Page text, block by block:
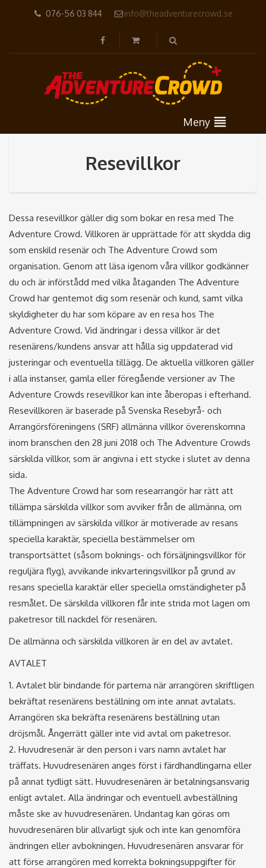
076-56 03 844 info@theadventurecrowd.se
Meny
Resevillkor
Dessa resevillkor gäller dig som bokar en resa med The
Adventure Crowd. Villkoren är upprättade för att skydda dig
som enskild resenär och The Adventure Crowd som
organisation. Genom att läsa igenom våra villkor godkänner
du och är införstådd med vilka åtaganden The Adventure
Crowd har gentemot dig som resenär och kund, samt vilka
skyldigheter du har som köpare av en resa hos The
Adventure Crowd. Vid ändringar i dessa villkor är det
resenärens/kundens ansvar att hålla sig uppdaterad vid
justeringar och eventuella tillägg. De aktuella villkoren gäller
i alla instanser, gamla eller föregående versioner av The
Adventure Crowds resevillkor kan inte åberopas i efterhand.
Resevillkoren är baserade på Svenska Resebyrå- och
Arrangörsföreningens (SRF) allmänna villkor överenskomna
inom branschen den 28 juni 2018 och The Adventure Crowds
särskilda villkor, som är angivna i ett stycke i slutet av denna
sida.
The Adventure Crowd har som researrangör har rätt att
tillämpa särskilda villkor som avviker från de allmänna, om
tillämpningen av särskilda villkor är motiverade av resans
speciella karaktär, speciella bestämmelser om
transportsättet (såsom boknings- och försäljningsvillkor för
reguljära flyg), avvikande inkvarteringsvillkor på grund av
resans speciella karaktär eller speciella omständigheter på
resmålet. De särskilda villkoren får inte strida mot lagen om
paketresor till nackdel för resenären.
De allmänna och särskilda villkoren är en del av avtalet.
AVTALET
1. Avtalet blir bindande för parterna när arrangören skriftligen
bekräftat resenärens beställning om inte annat avtalats.
Arrangören ska bekräfta resenärens beställning utan
dröjsmål. Ångerrätt gäller inte vid avtal om paketresor.
2. Huvudresenär är den person i vars namn avtalet har
träffats. Huvudresenären anges först i färdhandlingarna eller
på annat tydligt sätt. Huvudresenären är betalningsansvarig
enligt avtalet. Alla ändringar och eventuell avbeställning
måste ske av huvudresenären. Undantag kan göras om
huvudresenären blir allvarligt sjuk och inte kan genomföra
ändringen eller avbokningen. Huvudresenären ansvarar för
att förse arrangören med korrekta bokningsuppgifter för